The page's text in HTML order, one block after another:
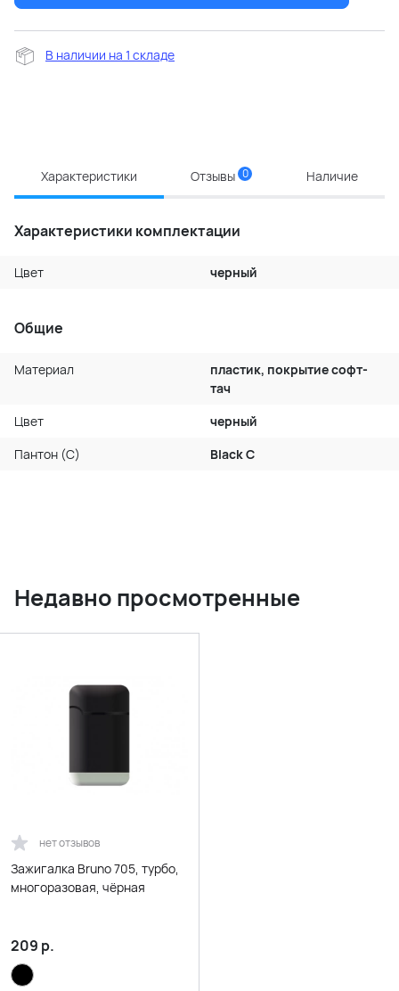
В наличии на 1 складе
Характеристики Отзывы 0 Наличие
Характеристики комплектации
Цвет черный
Общие
Материал
пластик, покрытие софт-
тач
Цвет
черный
Пантон (C)
Black C
Недавно просмотренные
нет отзывов
Зажигалка Bruno 705, турбо,
многоразовая, чёрная
209 р.